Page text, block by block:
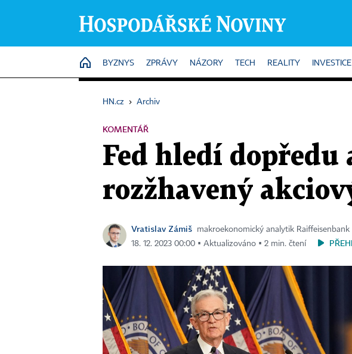
HOME
BYZNYS ZPRÁVY NÁZORY TECH REALITY INVESTICE
HN.cz › Archiv
KOMENTÁŘ
Fed hledí dopředu
rozžhavený
Vratislav Zámiš
makroekonomický analytik Raiffeisenbank
18. 12. 2023 00:00 ▪ Aktualizováno ▪ 2 min. čtení